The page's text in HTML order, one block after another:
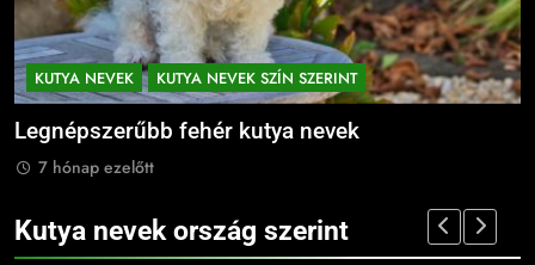
KUTYA NEVEK KUTYA NEVEK SZÍN SZERINT
Legnépszerűbb fekete kutya nevek
7 hónap ezelőtt
Kutya nevek ország szerint